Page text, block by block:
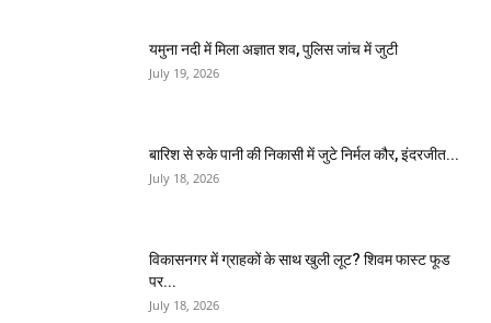
यमुना नदी में मिला अज्ञात शव, पुलिस जांच में जुटी
July 19, 2026
बारिश से रुके पानी की निकासी में जुटे निर्मल कौर, इंदरजीत...
July 18, 2026
विकासनगर में ग्राहकों के साथ खुली लूट? शिवम फास्ट फूड
पर...
July 18, 2026